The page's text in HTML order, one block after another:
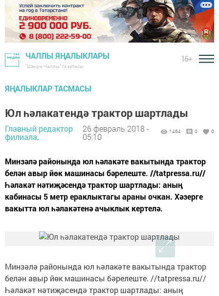
ЧАЛЛЫ ЯҢАЛЫКЛАРЫ
"Шәһри Чаллы" газетасы
16+
ЯҢАЛЫКЛАР ТАСМАСЫ
Юл һәлакатендә трактор шартлады
Главный редактор
филиала,
26 февраль 2018 -
05:10
1464 0 0
Минзәлә районында юл һәлакәте вакытында трактор
белән авыр йөк машинасы бәрелеште. //tatpressa.ru//
Һәлакәт нәтиҗәсендә трактор шартлады: аның
кабинасы 5 метр ераклыктагы араны очкан. Хәзерге
вакытта юл һәлакәтенә ачыклык кертелә.
Минзәлә районында юл һәлакәте вакытында трактор
белән авыр йөк машинасы бәрелеште. //tatpressa.ru//
Һәлакәт нәтиҗәсендә трактор шартлады: аның